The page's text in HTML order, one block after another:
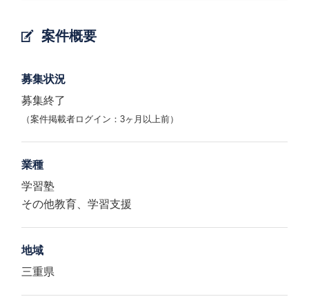
案件概要
募集状況
募集終了
（案件掲載者ログイン：3ヶ月以上前）
業種
学習塾
その他教育、学習支援
地域
三重県